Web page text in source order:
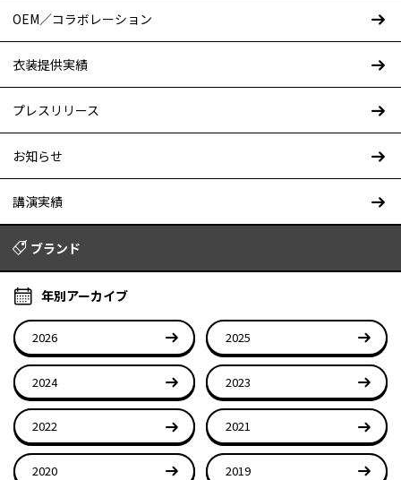
OEM／コラボレーション
衣装提供実績
プレスリリース
お知らせ
講演実績
ブランド
年別アーカイブ
2026 2025
2024 2023
2022 2021
2020 2019